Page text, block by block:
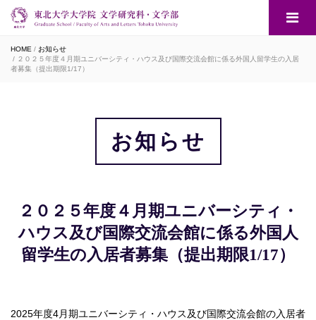
HOME
お知らせ
２０２５年度４月期ユニバーシティ・ハウス及び国際交流会館に係る外国人留学生の入居
者募集（提出期限1/17）
お知らせ
２０２５年度４月期ユニバーシティ・
ハウス及び国際交流会館に係る外国人
留学生の入居者募集（提出期限1/17）
2025年度4月期ユニバーシティ・ハウス及び国際交流会館の入居者